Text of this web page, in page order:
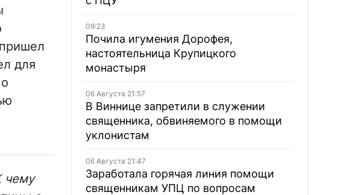
для
чему
09:23
Почила игумения Дорофея,
настоятельница Крупицкого
монастыря
06 Августа 21:57
В Виннице запретили в служении
священника, обвиняемого в помощи
уклонистам
06 Августа 21:47
Заработала горячая линия помощи
священникам УПЦ по вопросам